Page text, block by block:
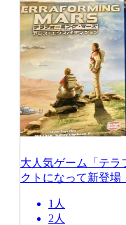
大人気ゲーム「テラ
クトになって新登場
1人
2人